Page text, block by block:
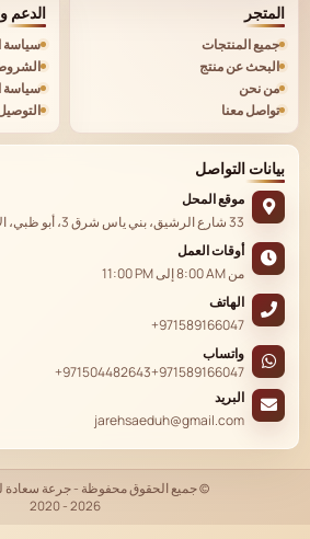
المتجر
جميع المنتجات
البحث عن منتج
من نحن
تواصل معنا
الدعم
سياسة
سياسة
بيانات التواصل
موقع المحل
33 شارع الرشيق، بني ياس شرق 3، أبو ظبي، الإمارات
أوقات العمل
من8:00 AMإلى11:00 PM
الهاتف
+971589166047
واتساب
+971589166047
+971504482643
البريد
jarehsaeduh@gmail.com
© جميع الحقوق محفوظة - جرعة سعادة
2020 - 2026